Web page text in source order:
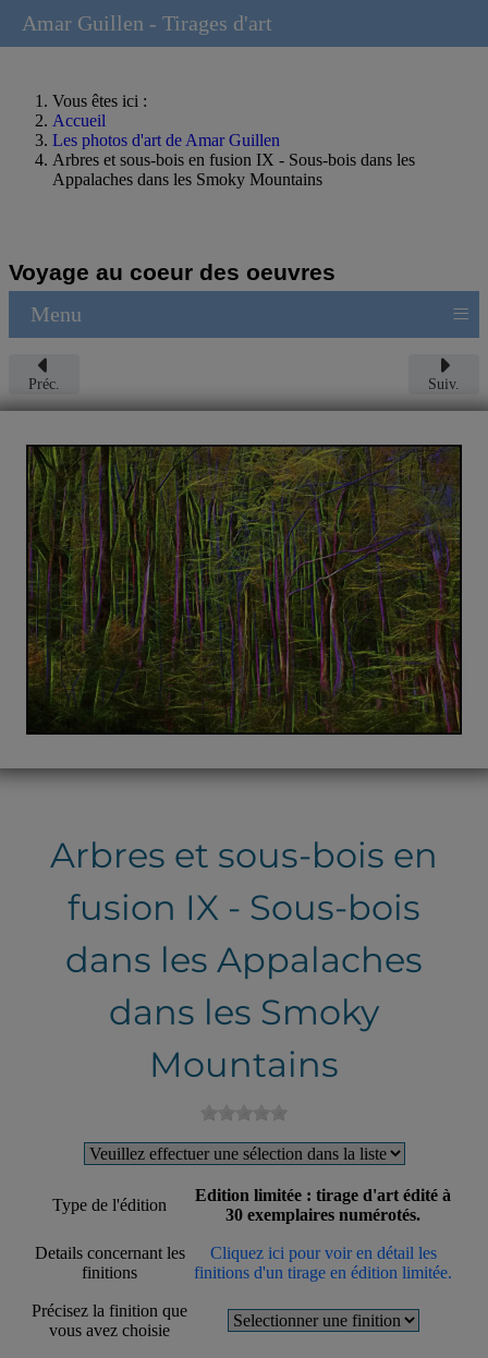
Vous êtes ici :
Accueil
Les photos d'art de Amar Guillen
Arbres et sous-bois en fusion IX - Sous-bois dans les
Appalaches dans les Smoky Mountains
Voyage au coeur des oeuvres
Menu ≡
Préc. Suiv.
Arbres et sous-bois en
fusion IX - Sous-bois
dans les Appalaches
dans les Smoky
Mountains
Type de l'édition
Edition limitée : tirage d'art édité à
30 exemplaires numérotés.
Details concernant les
finitions
Cliquez ici pour voir en détail les
finitions d'un tirage en édition limitée.
Précisez la finition que
vous avez choisie
Amar Guillen - Tirages d'art